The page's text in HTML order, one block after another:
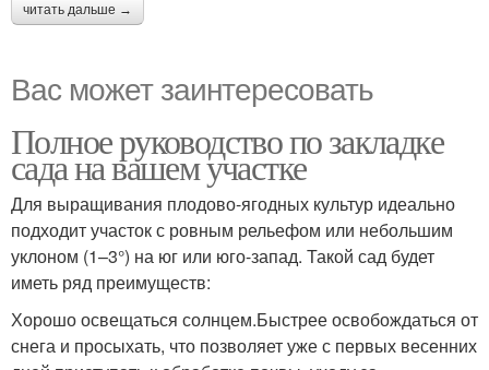
читать дальше →
Вас может заинтересовать
Полное руководство по закладке
сада на вашем участке
Для выращивания плодово-ягодных культур идеально
подходит участок с ровным рельефом или небольшим
уклоном (1–3°) на юг или юго-запад. Такой сад будет
иметь ряд преимуществ:
Хорошо освещаться солнцем.Быстрее освобождаться от
снега и просыхать, что позволяет уже с первых весенних